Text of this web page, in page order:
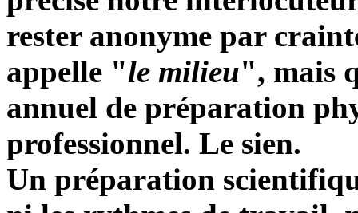
rester anonyme par
appelle "le milieu", mais
annuel de préparation
professionnel. Le sien.
Un préparation